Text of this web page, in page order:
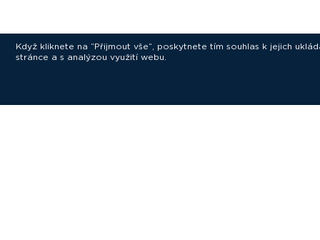
Když kliknete na “Přijmout vše”, poskytnete tím souhlas k jejich
stránce a s analýzou využití webu.